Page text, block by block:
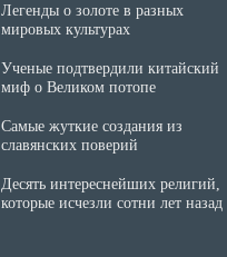
Легенды о золоте в разных
мировых культурах
Ученые подтвердили китайский
миф о Великом потопе
Самые жуткие создания из
славянских поверий
Десять интереснейших религий,
которые исчезли сотни лет назад